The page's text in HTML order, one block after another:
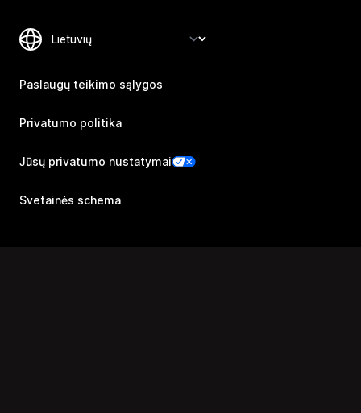
Paslaugų teikimo sąlygos
Privatumo politika
Jūsų privatumo nustatymai
Svetainės schema